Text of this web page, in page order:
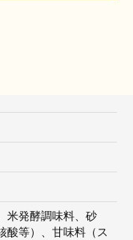
米発酵調味料、砂
酸等）、甘味料（ス